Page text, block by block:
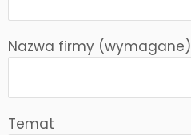
Nazwa firmy (wymagane)
Temat